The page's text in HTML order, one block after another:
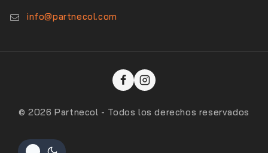
info@partnecol.com
© 2026 Partnecol - Todos los derechos reservados